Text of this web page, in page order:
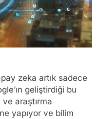
zeka artık sadece
geliştirdiği bu
araştırma
yapıyor ve bilim